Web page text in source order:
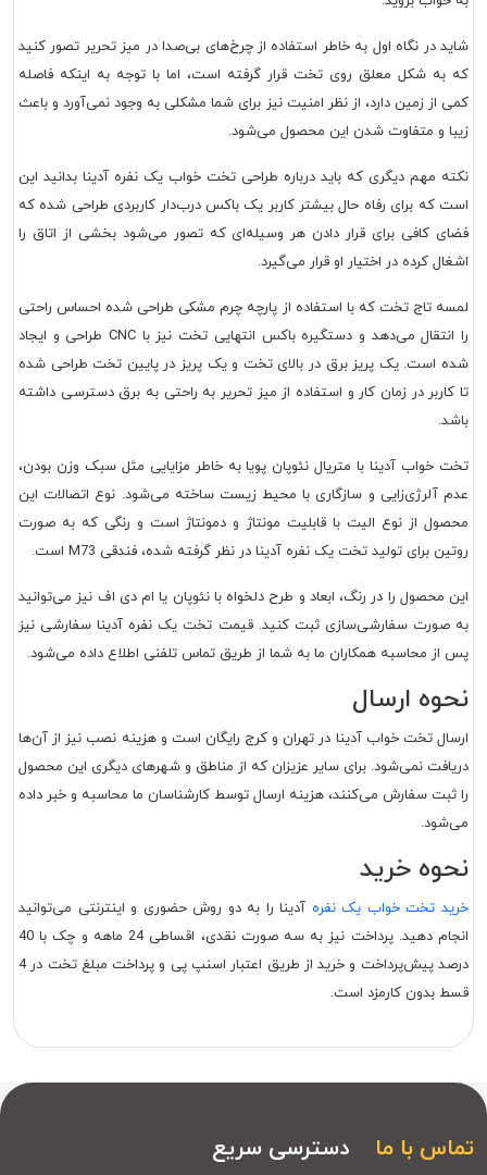
شاید در نگاه اول به خاطر استفاده از چرخ‌های بی‌صدا در میز تحریر تصور کنید
که به شکل معلق روی تخت قرار گرفته است، اما با توجه به اینکه فاصله
کمی از زمین دارد، از نظر امنیت نیز برای شما مشکلی به وجود نمی‌آورد و باعث
زیبا و متفاوت شدن این محصول می‌شود.
نکته مهم دیگری که باید درباره طراحی تخت خواب یک نفره آدینا بدانید این
است که برای رفاه حال بیشتر کاربر یک باکس درب‌دار کاربردی طراحی شده که
فضای کافی برای قرار دادن هر وسیله‌ای که تصور می‌شود بخشی از اتاق را
اشغال کرده در اختیار او قرار می‌گیرد.
لمسه تاج تخت که با استفاده از پارچه چرم مشکی طراحی شده احساس راحتی
را انتقال می‌دهد و دستگیره باکس انتهایی تخت نیز با CNC طراحی و ایجاد
شده است. یک پریز برق در بالای تخت و یک پریز در پایین تخت طراحی شده
تا کاربر در زمان کار و استفاده از میز تحریر به راحتی به برق دسترسی داشته
باشد.
تخت خواب آدینا با متریال نئوپان پویا به خاطر مزایایی مثل سبک وزن بودن،
عدم آلرژی‌زایی و سازگاری با محیط زیست ساخته می‌شود. نوع اتصالات این
محصول از نوع الیت با قابلیت مونتاژ و دمونتاژ است و رنگی که به صورت
روتین برای تولید تخت یک نفره آدینا در نظر گرفته شده، فندقی M73 است.
این محصول را در رنگ، ابعاد و طرح دلخواه با نئوپان یا ام دی اف نیز می‌توانید
به صورت سفارشی‌سازی ثبت کنید. قیمت تخت یک نفره آدینا سفارشی نیز
پس از محاسبه همکاران ما به شما از طریق تماس تلفنی اطلاع داده می‌شود.
نحوه ارسال
ارسال تخت خواب آدینا در تهران و کرج رایگان است و هزینه نصب نیز از آن‌ها
دریافت نمی‌شود. برای سایر عزیزان که از مناطق و شهرهای دیگری این محصول
را ثبت سفارش می‌کنند، هزینه ارسال توسط کارشناسان ما محاسبه و خبر داده
می‌شود.
نحوه خرید
خرید تخت خواب یک نفره آدینا را به دو روش حضوری و اینترنتی می‌توانید
انجام دهید. پرداخت نیز به سه صورت نقدی، اقساطی 24 ماهه و چک با 40
درصد پیش‌پرداخت و خرید از طریق اعتبار اسنپ پی و پرداخت مبلغ تخت در 4
قسط بدون کارمزد است.
تماس با ما دسترسی سریع